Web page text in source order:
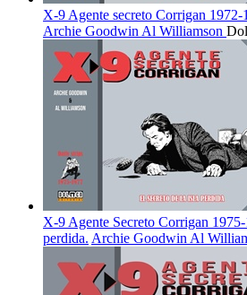
X-9 Agente secreto Corrigan
Archie Goodwin Al Williamson
X-9 Agente Secreto Corrigan
perdida. Archie Goodwin Al